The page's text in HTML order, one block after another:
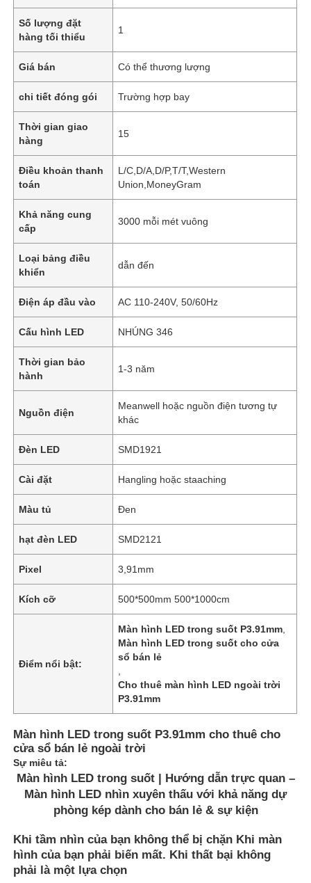
Trang chủ
Số lượng đặt
hàng tối thiểu
1
Giá bán Có thể thương lượng
chi tiết đóng gói Trường hợp bay
Thời gian giao
hàng
15
Điều khoản thanh
toán
L/C,D/A,D/P,T/T,Western
Union,MoneyGram
Khả năng cung
cấp
3000 mỗi mét vuông
Loại bảng điều
khiển
dẫn đến
Điện áp đầu vào AC 110-240V, 50/60Hz
Cấu hình LED NHÚNG 346
Thời gian bảo
hành
1-3 năm
Nguồn điện
Meanwell hoặc nguồn điện tương tự
khác
Đèn LED SMD1921
Cài đặt Hangling hoặc staaching
Màu tủ Đen
hạt đèn LED SMD2121
Pixel 3,91mm
Kích cỡ 500*500mm 500*1000cm
Điểm nổi bật:
Màn hình LED trong suốt P3.91mm
Màn hình LED trong suốt cho cửa
sổ bán lẻ
Cho thuê màn hình LED ngoài trời
P3.91mm
Màn hình LED trong suốt P3.91mm cho thuê cho
cửa sổ bán lẻ ngoài trời
Sự miêu tả:
Màn hình LED trong suốt | Hướng dẫn trực quan –
Màn hình LED nhìn xuyên thấu với khả năng dự
phòng kép dành cho bán lẻ & sự kiện
Khi tầm nhìn của bạn không thể bị chặn Khi màn
hình của bạn phải biến mất. Khi thất bại không
phải là một lựa chọn